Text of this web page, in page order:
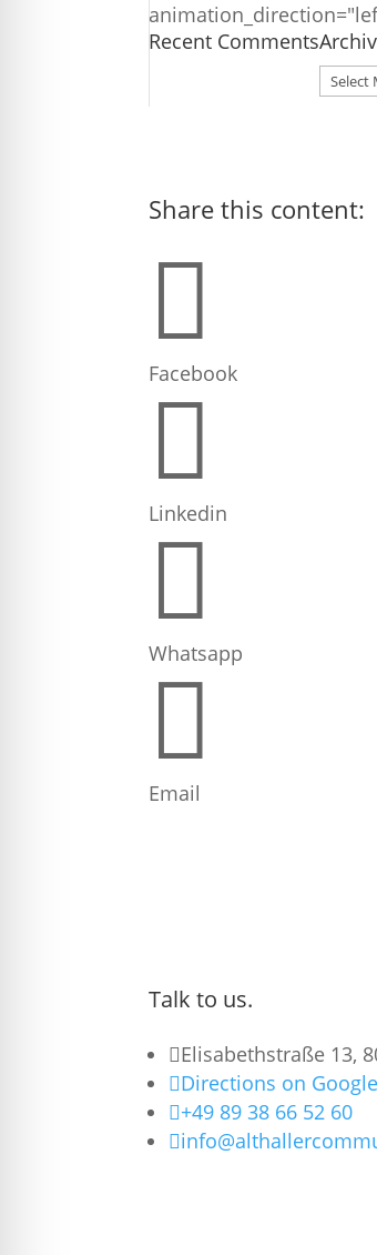
Recent CommentsArchiv
Archiv
Share this content:

Facebook

Linkedin

Whatsapp

Email
Talk to us.
Elisabethstraße 13,
Directions on
+49 89 38 66 52 60
